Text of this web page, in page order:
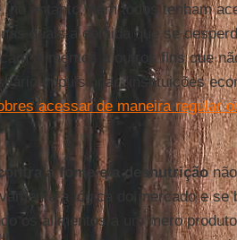
no entanto, nem todos tenham
nas quais a comida que se
alimentos a outros fins que
impulsionar “instituições
acessar de maneira regular
a fome e a desnutriçãonão
a lógica do mercado e
os alimentos a um mero